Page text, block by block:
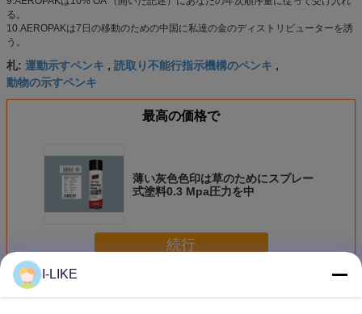
る。
10.AEROPAKは7日の移動のための中国に私達の金のディストリビューターを誘
う。
札: 運動示すペンキ , 読取り不能行指示機構のペンキ ,
動物の示すペンキ
最高の価格で
薄い灰色色印は草のためにスプレー
式塗料0.3 Mpa圧力を中
続行
多く示すスプレー式塗料
I-LIKE